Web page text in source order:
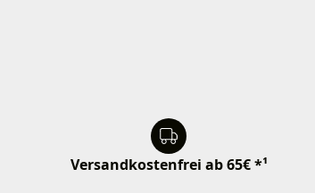
Versandkostenfrei ab 65€ *¹